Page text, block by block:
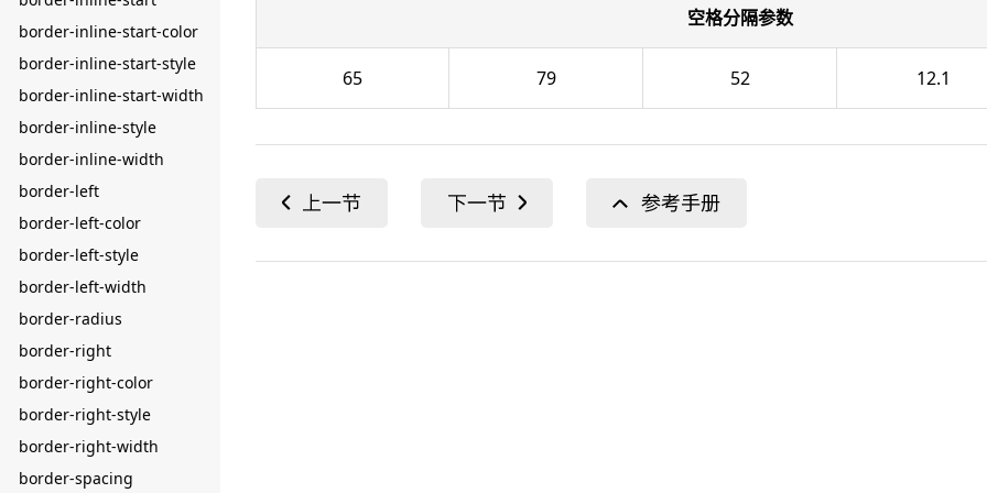
border-inline-start-color
border-inline-start-style
border-inline-start-width
border-inline-style
border-inline-width
border-left
border-left-color
border-left-style
border-left-width
border-radius
border-right
border-right-color
border-right-style
border-right-width
border-spacing
空格分隔参数
65 79 52 12.1